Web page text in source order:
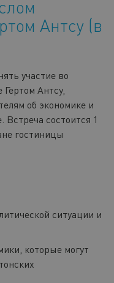
Антсу (в
участие во
Антсу,
об экономике и
состоится 1
гостиницы
ситуации и
которые могут